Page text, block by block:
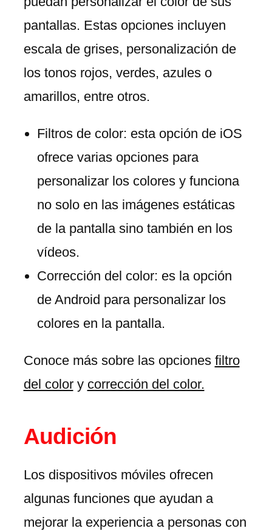
pantallas. Estas opciones incluyen
escala de grises, personalización de
los tonos rojos, verdes, azules o
amarillos, entre otros.
Filtros de color: esta opción de iOS
ofrece varias opciones para
personalizar los colores y funciona
no solo en las imágenes estáticas
de la pantalla sino también en los
vídeos.
Corrección del color: es la opción
de Android para personalizar los
colores en la pantalla.
Conoce más sobre las opciones filtro
del colory corrección del color.
Audición
Los dispositivos móviles ofrecen
algunas funciones que ayudan a
mejorar la experiencia a personas con